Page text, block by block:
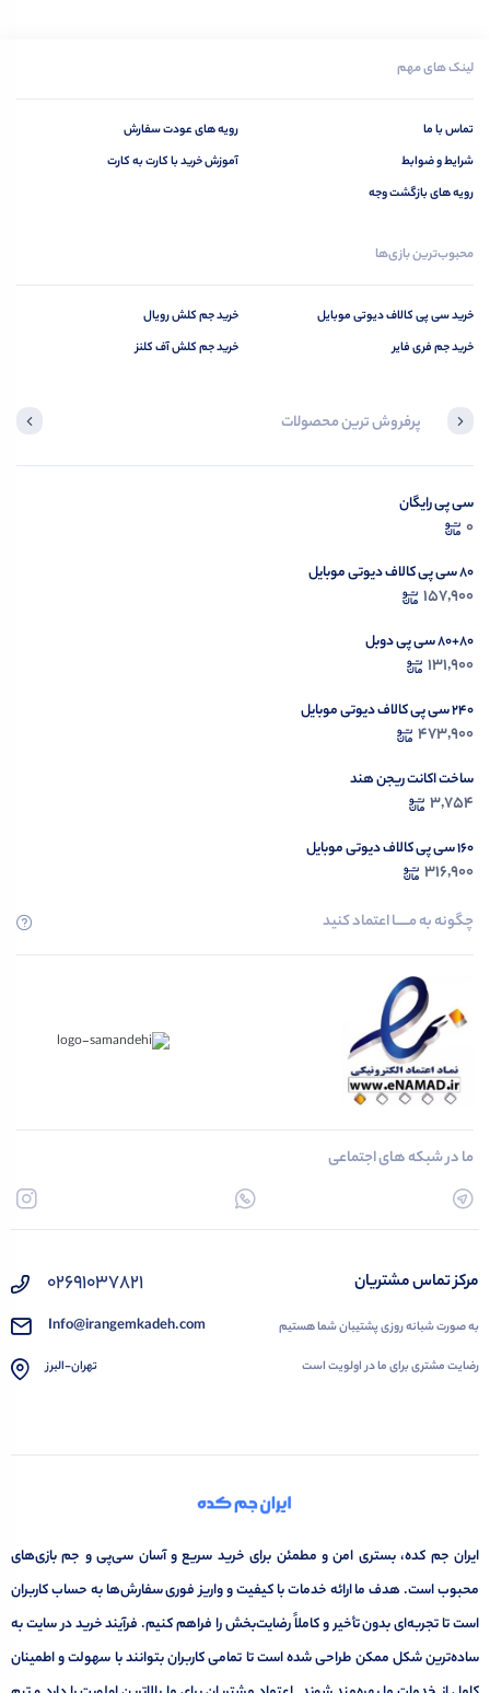
لینک های مهم
تماس با ما
شرایط و ضوابط
رویه های بازگشت وجه
رویه های عودت سفارش
آموزش خرید با کارت به کارت
محبوب‌ترین بازی‌ها
خرید سی‌ پی کالاف دیوتی موبایل
خرید جم فری فایر
خرید جم کلش رویال‌‌‌‌‌‌‌‌‌‌‌‌‌‌‌‌‌
خرید جم کلش آف کلنز‌‌‌‌‌‌‌‌‌‌‌‌‌‌‌‌ ‌‌‌‌‌
پرفروش ترین محصولات
سی پی رایگان
0
۸۰ سی پی کالاف دیوتی موبایل
157,900
۸۰+۸۰ سی پی دوبل
131,900
۲۴۰ سی پی کالاف دیوتی موبایل
473,900
ساخت اکانت ریجن هند
3,754
۱۶۰ سی پی کالاف دیوتی موبایل
316,900
محصولی مشاهده نکرده‌اید
مشاهده محصولات
چگونه به مــــــا اعتماد کنید
ما در شبکه های اجتماعی
مرکز تماس مشتریان
به صورت شبانه روزی پشتیبان شما هستیم
رضایت مشتری برای ما در اولویت است
02691037821
Info@irangemkadeh.com
تهران-البرز
ایران جم کده، بستری امن و مطمئن برای خرید سریع و آسان سی‌پی و جم بازی‌های
محبوب است. هدف ما ارائه خدمات با کیفیت و واریز فوری سفارش‌ها به حساب کاربران
است تا تجربه‌ای بدون تأخیر و کاملاً رضایت‌بخش را فراهم کنیم. فرآیند خرید در سایت به
ساده‌ترین شکل ممکن طراحی شده است تا تمامی کاربران بتوانند با سهولت و اطمینان